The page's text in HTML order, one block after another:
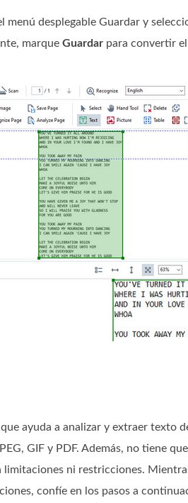
menú desplegable Guardar y
marque Guardar para convertir
ayuda a analizar y extraer texto
GIF y PDF. Además, no tiene
ni restricciones.
confíe en los pasos a